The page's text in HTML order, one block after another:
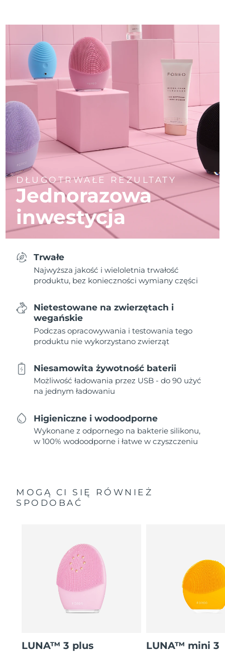
DŁUGOTRWAŁE REZULTATY
Jednorazowa
inwestycja
Trwałe
Najwyższa jakość i wieloletnia trwałość
produktu, bez konieczności wymiany części
Nietestowane na zwierzętach i
wegańskie
Podczas opracowywania i testowania tego
produktu nie wykorzystano zwierząt
Niesamowita żywotność baterii
Możliwość ładowania przez USB - do 90 użyć
na jednym ładowaniu
Higieniczne i wodoodporne
Wykonane z odpornego na bakterie silikonu,
w 100% wodoodporne i łatwe w czyszczeniu
MOGĄ CI SIĘ RÓWNIEŻ
SPODOBAĆ
LUNA™ 3 plus LUNA™ mini 3